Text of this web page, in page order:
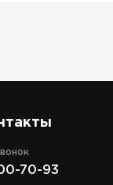
70-93